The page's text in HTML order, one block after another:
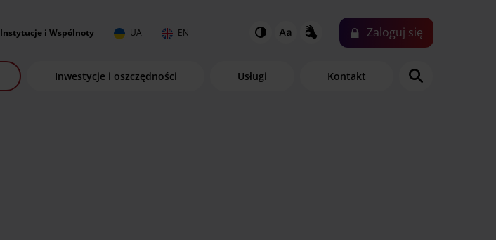
Instytucje i Wspólnoty UA EN Zaloguj się
Inwestycje i oszczędności Usługi Kontakt